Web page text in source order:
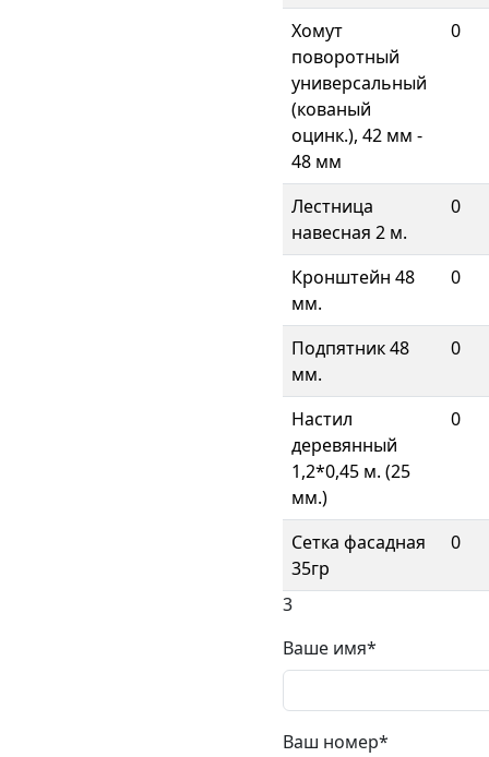
Хомут
поворотный
универсальный
(кованый
оцинк.), 42 мм -
48 мм
0
Лестница
навесная 2 м.
0
Кронштейн 48
мм.
0
Подпятник 48
мм.
0
Настил
деревянный
1,2*0,45 м. (25
мм.)
0
Сетка фасадная
35гр
0
3
Ваше имя*
Ваш номер*